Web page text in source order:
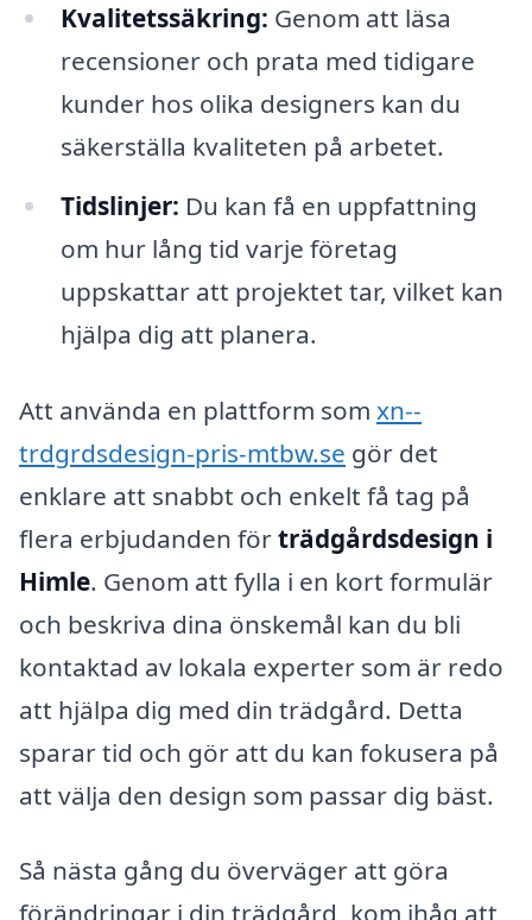
Kvalitetssäkring: Genom att läsa
recensioner och prata med tidigare
kunder hos olika designers kan du
säkerställa kvaliteten på arbetet.
Tidslinjer: Du kan få en uppfattning
om hur lång tid varje företag
uppskattar att projektet tar, vilket kan
hjälpa dig att planera.
Att använda en plattform som xn--
trdgrdsdesign-pris-mtbw.se gör det
enklare att snabbt och enkelt få tag på
flera erbjudanden förträdgårdsdesign i
Himle. Genom att fylla i en kort formulär
och beskriva dina önskemål kan du bli
kontaktad av lokala experter som är redo
att hjälpa dig med din trädgård. Detta
sparar tid och gör att du kan fokusera på
att välja den design som passar dig bäst.
Så nästa gång du överväger att göra
förändringar i din trädgård, kom ihåg att